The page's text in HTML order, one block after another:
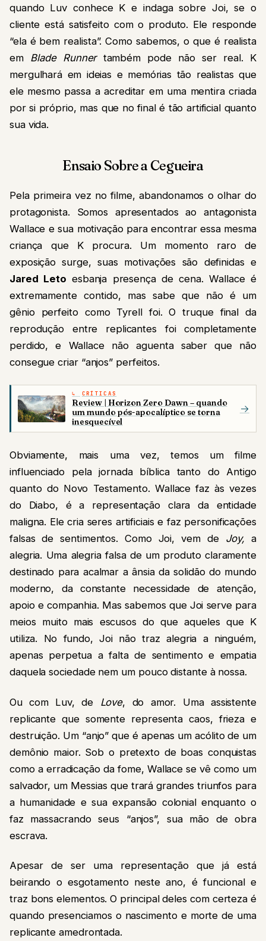
quando Luv conhece K e indaga sobre Joi, se o
cliente está satisfeito com o produto. Ele responde
“ela é bem realista”. Como sabemos, o que é realista
em Blade Runner também pode não ser real. K
mergulhará em ideias e memórias tão realistas que
ele mesmo passa a acreditar em uma mentira criada
por si próprio, mas que no final é tão artificial quanto
sua vida.
Ensaio Sobre a Cegueira
Pela primeira vez no filme, abandonamos o olhar do
protagonista. Somos apresentados ao antagonista
Wallace e sua motivação para encontrar essa mesma
criança que K procura. Um momento raro de
exposição surge, suas motivações são definidas e
Jared Leto esbanja presença de cena. Wallace é
extremamente contido, mas sabe que não é um
gênio perfeito como Tyrell foi. O truque final da
reprodução entre replicantes foi completamente
perdido, e Wallace não aguenta saber que não
consegue criar “anjos” perfeitos.
CRÍTICAS
Review | Horizon Zero Dawn – quando
um mundo pós-apocalíptico se torna
inesquecível
→
Obviamente, mais uma vez, temos um filme
influenciado pela jornada bíblica tanto do Antigo
quanto do Novo Testamento. Wallace faz às vezes
do Diabo, é a representação clara da entidade
maligna. Ele cria seres artificiais e faz personificações
falsas de sentimentos. Como Joi, vem de Joy,a
alegria. Uma alegria falsa de um produto claramente
destinado para acalmar a ânsia da solidão do mundo
moderno, da constante necessidade de atenção,
apoio e companhia. Mas sabemos que Joi serve para
meios muito mais escusos do que aqueles que K
utiliza. No fundo, Joi não traz alegria a ninguém,
apenas perpetua a falta de sentimento e empatia
daquela sociedade nem um pouco distante à nossa.
Ou com Luv, de Love, do amor. Uma assistente
replicante que somente representa caos, frieza e
destruição. Um “anjo” que é apenas um acólito de um
demônio maior. Sob o pretexto de boas conquistas
como a erradicação da fome, Wallace se vê como um
salvador, um Messias que trará grandes triunfos para
a humanidade e sua expansão colonial enquanto o
faz massacrando seus “anjos”, sua mão de obra
escrava.
Apesar de ser uma representação que já está
beirando o esgotamento neste ano, é funcional e
traz bons elementos. O principal deles com certeza é
quando presenciamos o nascimento e morte de uma
replicante amedrontada.